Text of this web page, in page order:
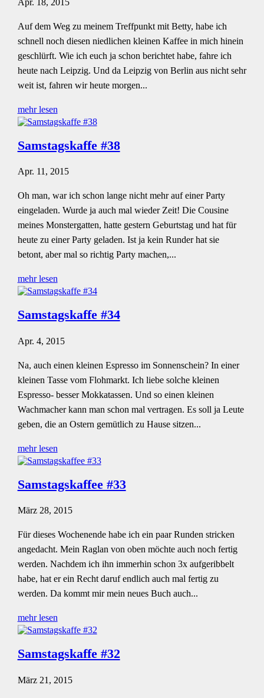
Auf dem Weg zu meinem Treffpunkt mit Betty, habe ich
schnell noch diesen niedlichen kleinen Kaffee in mich hinein
geschlürft. Wie ich euch ja schon berichtet habe, fahre ich
heute nach Leipzig. Und da Leipzig von Berlin aus nicht sehr
weit ist, fahren wir heute morgen...
mehr lesen
Samstagskaffe #38
Apr. 11, 2015
Oh man, war ich schon lange nicht mehr auf einer Party
eingeladen. Wurde ja auch mal wieder Zeit! Die Cousine
meines Monstergatten, hatte gestern Geburtstag und hat für
heute zu einer Party geladen. Ist ja kein Runder hat sie
betont, aber mal so richtig Party machen,...
mehr lesen
Samstagskaffe #34
Apr. 4, 2015
Na, auch einen kleinen Espresso im Sonnenschein? In einer
kleinen Tasse vom Flohmarkt. Ich liebe solche kleinen
Espresso- besser Mokkatassen. Und so einen kleinen
Wachmacher kann man schon mal vertragen. Es soll ja Leute
geben, die an Ostern gemütlich zu Hause sitzen...
mehr lesen
Samstagskaffee #33
März 28, 2015
Für dieses Wochenende habe ich ein paar Runden stricken
angedacht. Mein Raglan von oben möchte auch noch fertig
werden. Nachdem ich ihn immerhin schon 3x aufgeribbelt
habe, hat er ein Recht daruf endlich auch mal fertig zu
werden. Da kommt mir mein neues Buch auch...
mehr lesen
Samstagskaffe #32
März 21, 2015